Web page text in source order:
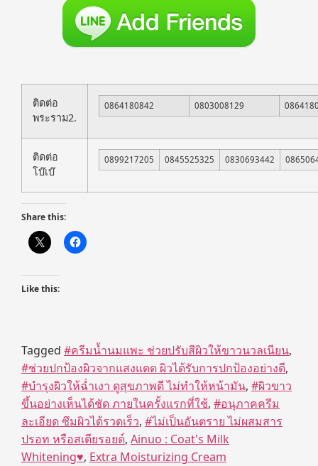
ติดต่อ
พระราม2.
0864180842 0803008129
ติดต่อ
โบ๊เบ๊
0899217205 0845525325 0830693442
Share this:
Like this:
Tagged #ครีมน้ำนมแพะ ช่วยปรับสีผิวให้ขาวนวลเนียน,
#ช่วยปกป้องผิวจากแสงแดด ผิวได้รับการปกป้องอย่างดี,
#บำรุงผิวให้ฉ่ำเงา ดูสุขภาพดี ไม่ทำให้หน้ามัน, #ผิวขาว
ขึ้นอย่างเห็นได้ชัด ภายในครั้งแรกที่ใช้, #อนุภาคครีม
ละเอียด ซึมผิวได้รวดเร็ว, #ไม่เป็นอันตราย ไม่ผสมสาร
ปรอท หรือสเตียรอยด์, Ainuo : Coat's Milk
Whitening♥, Extra Moisturizing Cream